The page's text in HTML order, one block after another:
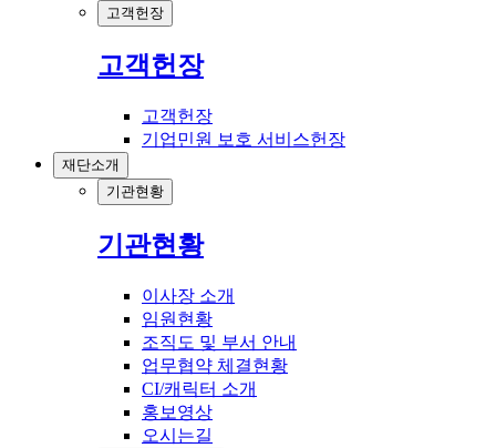
고객헌장
고객헌장
고객헌장
기업민원 보호 서비스헌장
재단소개
기관현황
기관현황
이사장 소개
임원현황
조직도 및 부서 안내
업무협약 체결현황
CI/캐릭터 소개
홍보영상
오시는길